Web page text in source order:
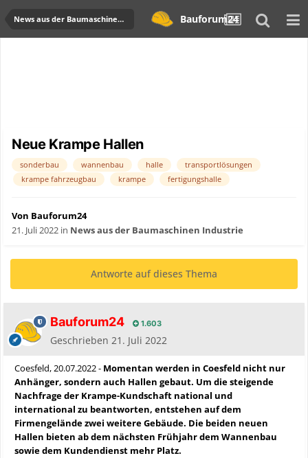
News aus der Baumaschinen Industrie Bauforum24
Neue Krampe Hallen
sonderbau wannenbau halle
transportlösungen
krampe fahrzeugbau
krampe fertigungshalle
Von Bauforum24
21. Juli 2022 in News aus der Baumaschinen Industrie
Antworte auf dieses Thema
Bauforum24 1.603
Geschrieben 21. Juli 2022
Coesfeld, 20.07.2022 - Momentan werden in Coesfeld nicht nur
Anhänger, sondern auch Hallen gebaut. Um die steigende
Nachfrage der Krampe-Kundschaft national und
international zu beantworten, entstehen auf dem
Firmengelände zwei weitere Gebäude. Die beiden neuen
Hallen bieten ab dem nächsten Frühjahr dem Wannenbau
sowie dem Kundendienst mehr Platz.